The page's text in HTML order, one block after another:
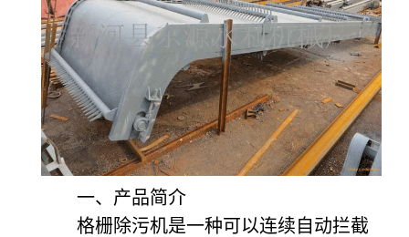
一、产品简介
格栅除污机是一种可以连续自动拦截